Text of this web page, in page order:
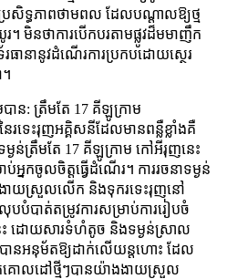
រសិទ្ធភាពថាមពល ដែលបណ្តាលឱ្យថ្ម
។ មិនថាការបើកបរតាមផ្លូវដ៏មមាញឹក
រធានានូវដំណើរការប្រកបដោយស្ថេរ
។
ាន: ត្រឹមតែ 17 គីឡូក្រាម
េះរុញអគ្គិសនីដែលមានពន្លឺខ្លាំងគឺ
ន់ត្រឹមតែ 17 គីឡូក្រាម កៅអីរុញនេះ
នកចូលចិត្តធ្វើដំណើរ។ ការរចនាទម្ងន់
ងាយស្រួលលើក និងទុករទេះរុញនៅ
បបំបាត់តម្រូវការសម្រាប់ការរៀបចំ
ះ ដោយសារទំហំតូច និងទម្ងន់ស្រាល
ានអនុម័តឱ្យដាក់លើយន្តហោះ ដែល
រកគោលដៅថ្មីៗបានយ៉ាងងាយស្រួល